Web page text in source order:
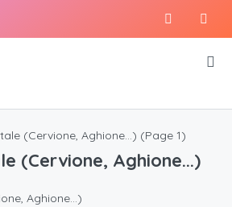
(Cervione, Aghione...) (Page 1)
(Cervione, Aghione...)
Aghione...)